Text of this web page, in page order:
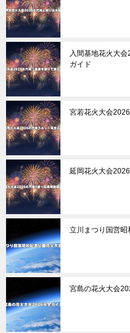
入間基地花火大
ガイド
宮若花火大会
延岡花火大会
立川まつり国営
宮島の花火大会